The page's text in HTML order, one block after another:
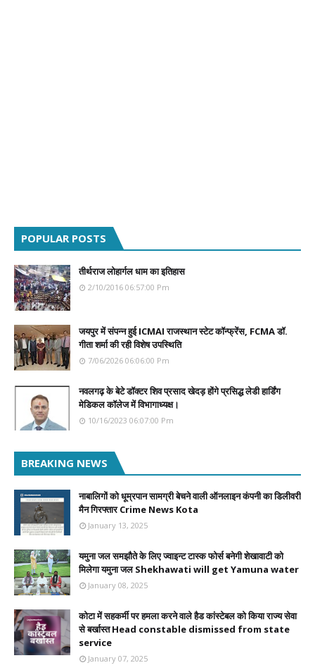
POPULAR POSTS
तीर्थराज लोहार्गल धाम का इतिहास
2/10/2016 06:57:00 Pm
जयपुर में संपन्न हुई ICMAI राजस्थान स्टेट कॉन्फ्रेंस, FCMA डॉ.
गीता शर्मा की रही विशेष उपस्थिति
7/06/2026 06:06:00 Pm
नवलगढ़ के बेटे डॉक्टर शिव प्रसाद खेदड़ होंगे प्रसिद्ध लेडी हार्डिंग
मेडिकल कॉलेज में विभागाध्यक्ष।
10/16/2023 06:07:00 Pm
BREAKING NEWS
नाबालिगों को धूम्रपान सामग्री बेचने वाली ऑनलाइन कंपनी का डिलीवरी
मैन गिरफ्तार Crime News Kota
January 13, 2025
यमुना जल समझौते के लिए ज्वाइन्ट टास्क फोर्स बनेगी शेखावाटी को
मिलेगा यमुना जल Shekhawati will get Yamuna water
January 08, 2025
कोटा में सहकर्मी पर हमला करने वाले हैड कांस्टेबल को किया राज्य सेवा
से बर्खास्त Head constable dismissed from state
service
January 07, 2025